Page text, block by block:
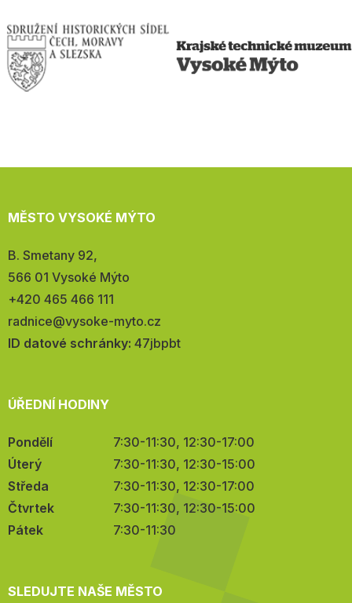
MĚSTO VYSOKÉ MÝTO
Adresa:
B. Smetany 92,
566 01 Vysoké Mýto
Telefon:
+420 465 466 111
E-
mail:
radnice@vysoke-myto.cz
ID datové schránky: 47jbpbt
ÚŘEDNÍ HODINY
Pondělí
7:30-11:30, 12:30-17:00
Úterý
7:30-11:30, 12:30-15:00
Středa
7:30-11:30, 12:30-17:00
Čtvrtek
7:30-11:30, 12:30-15:00
Pátek
7:30-11:30
SLEDUJTE NAŠE MĚSTO